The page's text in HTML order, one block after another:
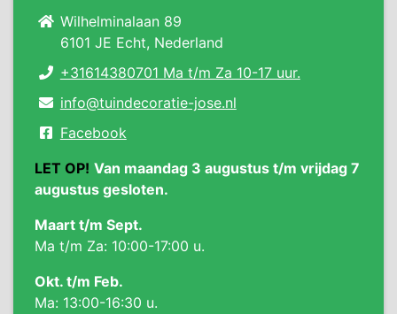
Wilhelminalaan 89
6101 JE Echt, Nederland
+31614380701 Ma t/m Za 10-17 uur.
info@tuindecoratie-jose.nl
Facebook
LET OP! Van maandag 3 augustus t/m vrijdag 7
augustus gesloten.
Maart t/m Sept.
Ma t/m Za: 10:00-17:00 u.
Okt. t/m Feb.
Ma: 13:00-16:30 u.